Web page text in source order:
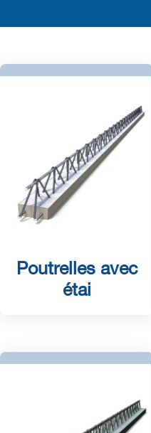
Poutrelles avec
étai